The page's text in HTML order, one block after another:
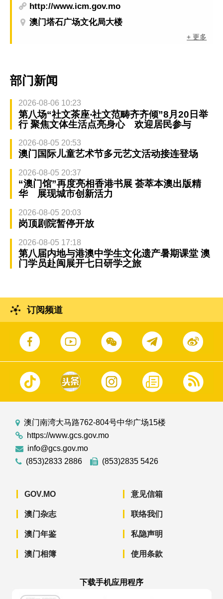
http://www.icm.gov.mo
澳门塔石广场文化局大楼
+ 更多
部门新闻
2026-08-06 10:23
第八场“社文茶座‧社文范畴齐齐倾”8月20日举
行 聚焦文体生活点亮身心 欢迎居民参与
2026-08-05 20:53
澳门国际儿童艺术节多元艺文活动接连登场
2026-08-05 20:37
“澳门馆”再度亮相香港书展 荟萃本澳出版精
华 展现城市创新活力
2026-08-05 20:03
岗顶剧院暂停开放
2026-08-05 17:18
第八届内地与港澳中学生文化遗产暑期课堂 澳
门学员赴闽展开七日研学之旅
订阅频道
澳门南湾大马路762-804号中华广场15楼
https://www.gcs.gov.mo
info@gcs.gov.mo
(853)2833 2886
(853)2835 5426
GOV.MO
澳门杂志
澳门年鉴
澳门相簿
意见信箱
联络我们
私隐声明
使用条款
下载手机应用程序